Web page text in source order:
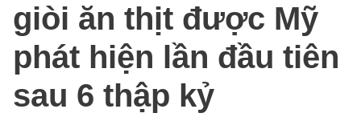
giòi ăn thịt được Mỹ
phát hiện lần đầu tiên
sau 6 thập kỷ